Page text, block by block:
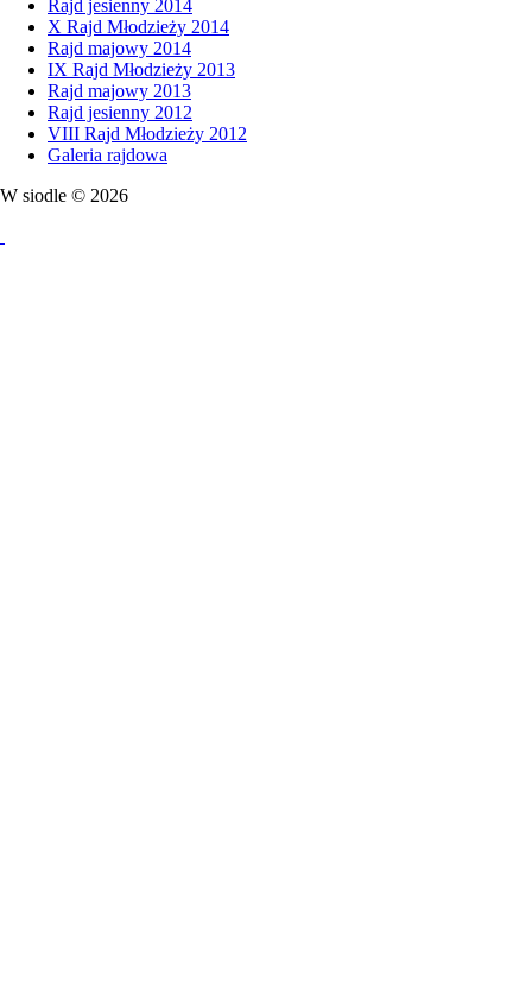
Rajd jesienny 2014
X Rajd Młodzieży 2014
Rajd majowy 2014
IX Rajd Młodzieży 2013
Rajd majowy 2013
Rajd jesienny 2012
VIII Rajd Młodzieży 2012
Galeria rajdowa
W siodle © 2026